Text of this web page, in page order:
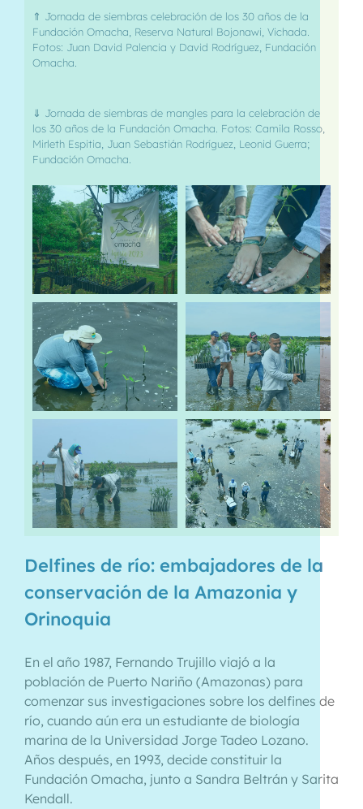
⇑ Jornada de siembras celebración de los 30 años de la
Fundación Omacha, Reserva Natural Bojonawi, Vichada.
Fotos: Juan David Palencia y David Rodríguez, Fundación
Omacha.
⇓ Jornada de siembras de mangles para la celebración de
los 30 años de la Fundación Omacha. Fotos: Camila Rosso,
Mirleth Espitia, Juan Sebastián Rodríguez, Leonid Guerra;
Fundación Omacha.
Delfines de río: embajadores de la
conservación de la Amazonia y
Orinoquia
En el año 1987, Fernando Trujillo viajó a la
población de Puerto Nariño (Amazonas) para
comenzar sus investigaciones sobre los delfines de
río, cuando aún era un estudiante de biología
marina de la Universidad Jorge Tadeo Lozano.
Años después, en 1993, decide constituir la
Fundación Omacha, junto a Sandra Beltrán y Sarita
Kendall.